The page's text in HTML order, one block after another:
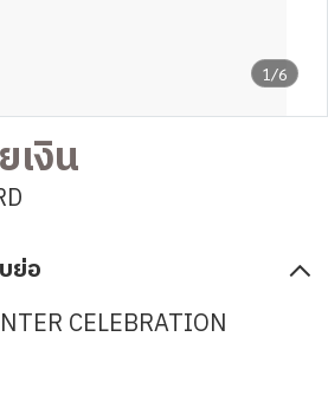
1/6
งิน
ย่อ
CELEBRATION